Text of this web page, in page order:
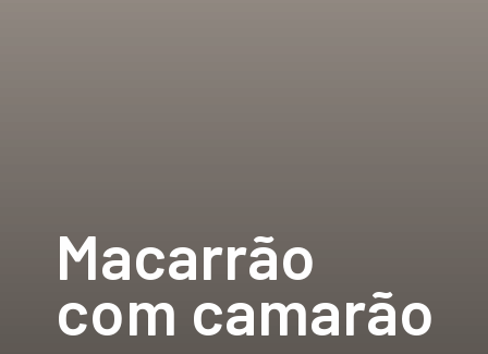
Macarrão
com camarão